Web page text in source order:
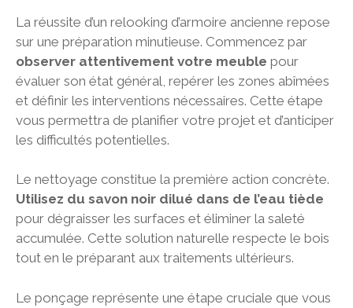
La réussite d’un relooking d’armoire ancienne repose
sur une préparation minutieuse. Commencez par
observer attentivement votre meuble pour
évaluer son état général, repérer les zones abîmées
et définir les interventions nécessaires. Cette étape
vous permettra de planifier votre projet et d’anticiper
les difficultés potentielles.
Le nettoyage constitue la première action concrète.
Utilisez du savon noir dilué dans de l’eau tiède
pour dégraisser les surfaces et éliminer la saleté
accumulée. Cette solution naturelle respecte le bois
tout en le préparant aux traitements ultérieurs.
Le ponçage représente une étape cruciale que vous